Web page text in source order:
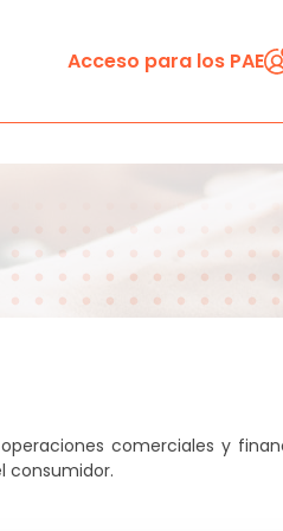
Acceso para los PAE
actividad empresarial en España
disponibles en sistema
comerciales y
consumidor.